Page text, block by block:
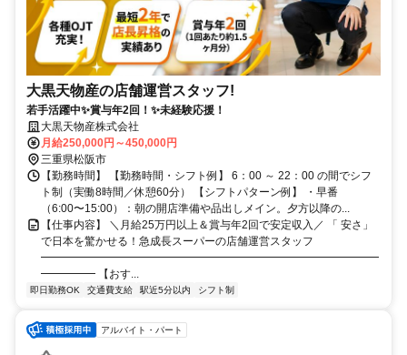
大黒天物産の店舗運営スタッフ!
若手活躍中✨賞与年2回！✨未経験応援！
大黒天物産株式会社
月給250,000円～450,000円
三重県松阪市
【勤務時間】 【勤務時間・シフト例】 6：00 ～ 22：00 の間でシフ
ト制（実働8時間／休憩60分） 【シフトパターン例】 ・早番
（6:00〜15:00）：朝の開店準備や品出しメイン。夕方以降の...
【仕事内容】 ＼月給25万円以上＆賞与年2回で安定収入／ 「 安さ」
で日本を驚かせる！急成長スーパーの店舗運営スタッフ
━━━━━━━━━━━━━━━━━━━━━━━━━━━━━━━
━━━━━ 【おす...
即日勤務OK 交通費支給 駅近5分以内 シフト制
アルバイト・パート